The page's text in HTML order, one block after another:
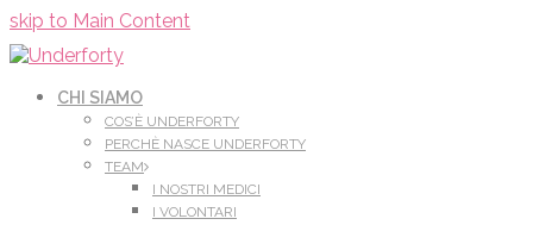
skip to Main Content
CHI SIAMO
COS’È UNDERFORTY
PERCHÈ NASCE UNDERFORTY
TEAM
I NOSTRI MEDICI
I VOLONTARI